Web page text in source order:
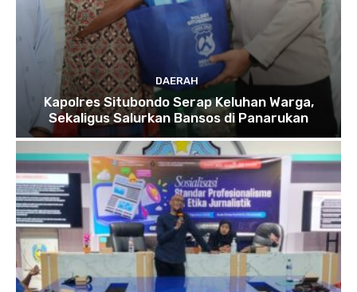
DAERAH
Kapolres Situbondo Serap Keluhan Warga,
Sekaligus Salurkan Bansos di Panarukan